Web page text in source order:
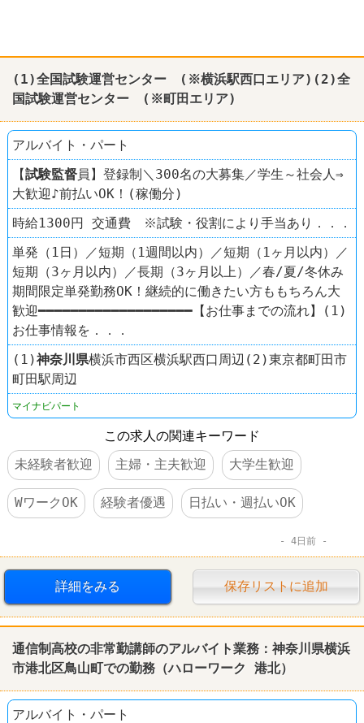
(1)全国試験運営センター (※横浜駅西口エリア)(2)全
国試験運営センター (※町田エリア)
アルバイト・パート
【試験監督員】登録制＼300名の大募集／学生～社会人⇒
大歓迎♪前払いOK！(稼働分)
時給1300円 交通費 ※試験・役割により手当あり．．．
単発（1日）／短期（1週間以内）／短期（1ヶ月以内）／
短期（3ヶ月以内）／長期（3ヶ月以上）／春/夏/冬休み
期間限定単発勤務OK！継続的に働きたい方ももちろん大
歓迎━━━━━━━━━━━━━━━━━━━【お仕事までの流れ】(1)
お仕事情報を．．．
(1)神奈川県横浜市西区横浜駅西口周辺(2)東京都町田市
町田駅周辺
マイナビパート
この求人の関連キーワード
未経験者歓迎
主婦・主夫歓迎 大学生歓迎
WワークOK 経験者優遇 日払い・週払いOK
4日前
詳細をみる 保存リストに追加
通信制高校の非常勤講師のアルバイト業務：神奈川県横浜
市港北区鳥山町での勤務（ハローワーク 港北）
アルバイト・パート